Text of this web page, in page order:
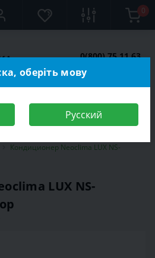
0
0(800) 75 11 63
Кондиционер Neoclima LUX NS-
LUX NS-
оберіть мову
Русский